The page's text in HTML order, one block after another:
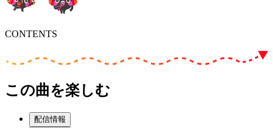
CONTENTS
この曲を楽しむ
配信情報